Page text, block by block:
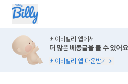
베이비빌리 앱에서
더 많은 베동글을 볼 수 있어
베이비빌리 앱 다운받기